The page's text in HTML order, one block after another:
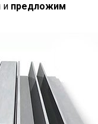
и предложим